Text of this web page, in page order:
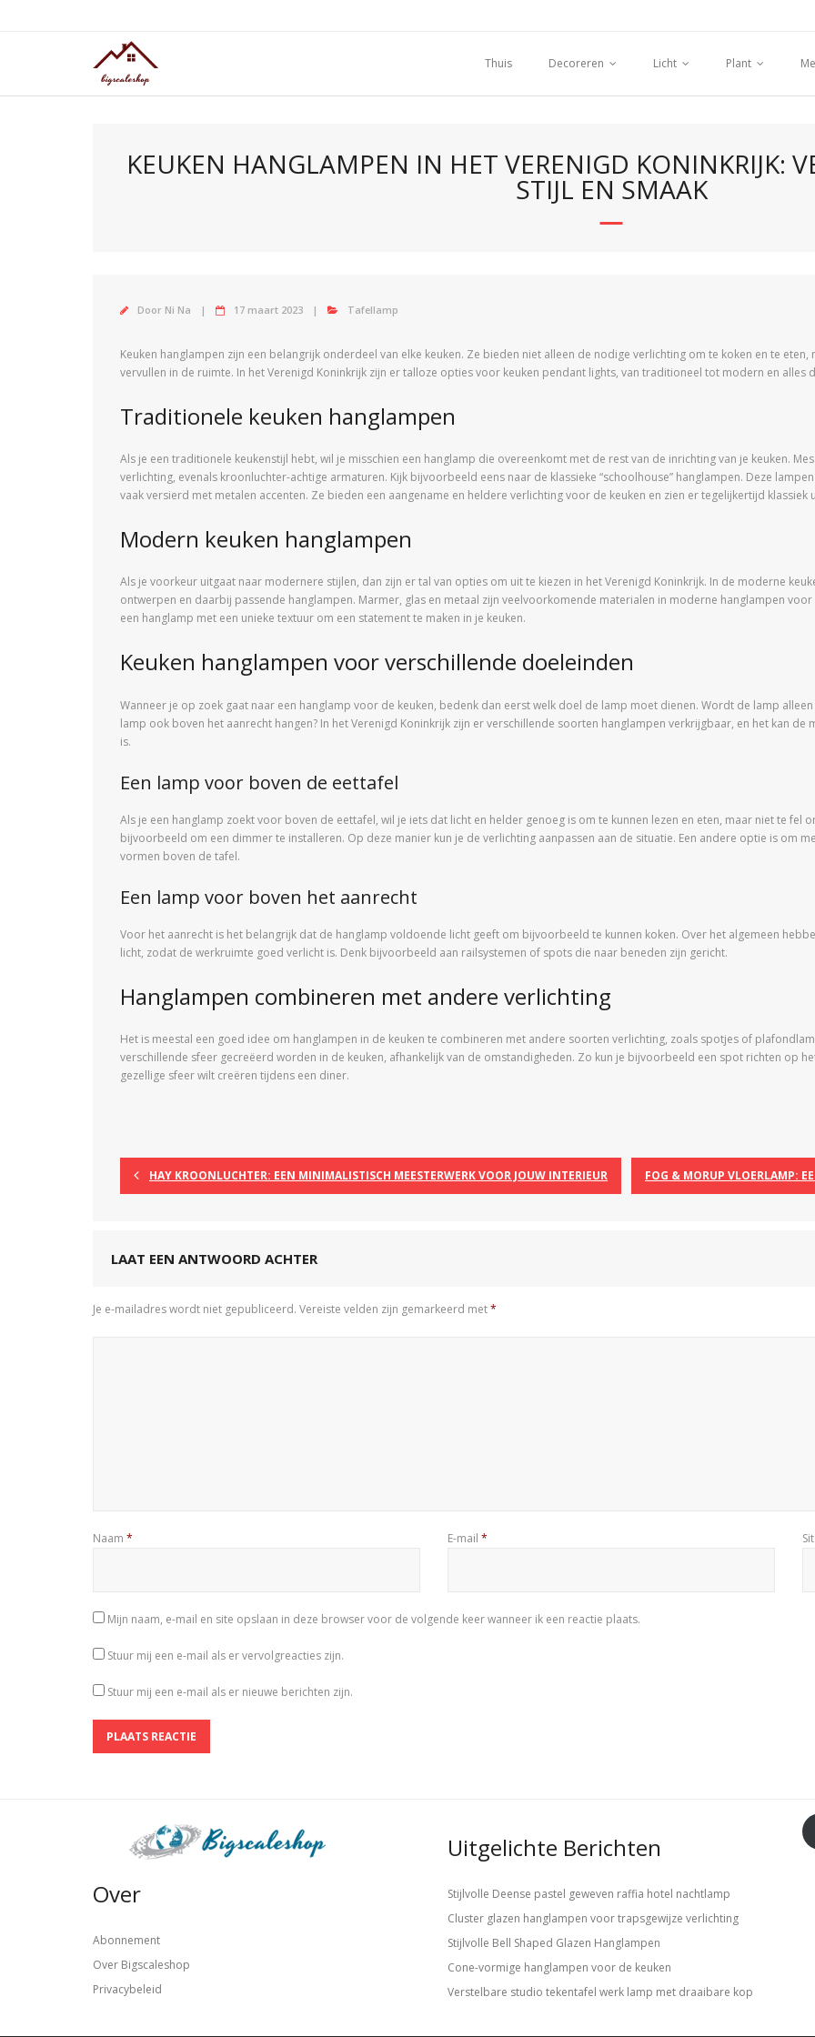
Thuis
Decoreren Licht Plant
KEUKEN HANGLAMPEN IN HET VERENIGD KONINKRIJK:
STIJL EN SMAAK
Door Ni Na 17 maart 2023 Tafellamp
Keuken hanglampen zijn een belangrijk onderdeel van elke keuken. Ze bieden niet alleen de nodige verlichting om te koken en te
vervullen in de ruimte. In het Verenigd Koninkrijk zijn er talloze opties voor keuken pendant lights, van traditioneel tot modern en alles
Traditionele keuken hanglampen
Als je een traditionele keukenstijl hebt, wil je misschien een hanglamp die overeenkomt met de rest van de inrichting van je keuken.
verlichting, evenals kroonluchter-achtige armaturen. Kijk bijvoorbeeld eens naar de klassieke “schoolhouse” hanglampen. Deze
vaak versierd met metalen accenten. Ze bieden een aangename en heldere verlichting voor de keuken en zien er tegelijkertijd klassiek
Modern keuken hanglampen
Als je voorkeur uitgaat naar modernere stijlen, dan zijn er tal van opties om uit te kiezen in het Verenigd Koninkrijk. In de moderne
ontwerpen en daarbij passende hanglampen. Marmer, glas en metaal zijn veelvoorkomende materialen in moderne hanglampen
een hanglamp met een unieke textuur om een statement te maken in je keuken.
Keuken hanglampen voor verschillende doeleinden
Wanneer je op zoek gaat naar een hanglamp voor de keuken, bedenk dan eerst welk doel de lamp moet dienen. Wordt de lamp
lamp ook boven het aanrecht hangen? In het Verenigd Koninkrijk zijn er verschillende soorten hanglampen verkrijgbaar, en het kan
is.
Een lamp voor boven de eettafel
Als je een hanglamp zoekt voor boven de eettafel, wil je iets dat licht en helder genoeg is om te kunnen lezen en eten, maar niet te fel
bijvoorbeeld om een dimmer te installeren. Op deze manier kun je de verlichting aanpassen aan de situatie. Een andere optie is om
vormen boven de tafel.
Een lamp voor boven het aanrecht
Voor het aanrecht is het belangrijk dat de hanglamp voldoende licht geeft om bijvoorbeeld te kunnen koken. Over het algemeen
licht, zodat de werkruimte goed verlicht is. Denk bijvoorbeeld aan railsystemen of spots die naar beneden zijn gericht.
Hanglampen combineren met andere verlichting
Het is meestal een goed idee om hanglampen in de keuken te combineren met andere soorten verlichting, zoals spotjes of
verschillende sfeer gecreëerd worden in de keuken, afhankelijk van de omstandigheden. Zo kun je bijvoorbeeld een spot richten op
gezellige sfeer wilt creëren tijdens een diner.
HAY KROONLUCHTER: EEN MINIMALISTISCH MEESTERWERK VOOR JOUW INTERIEUR FOG & MORUP VLOERLAMP:
LAAT EEN ANTWOORD ACHTER
Je e-mailadres wordt niet gepubliceerd. Vereiste velden zijn gemarkeerd met*
Naam * E-mail *
Mijn naam, e-mail en site opslaan in deze browser voor de volgende keer wanneer ik een reactie plaats.
Stuur mij een e-mail als er vervolgreacties zijn.
Stuur mij een e-mail als er nieuwe berichten zijn.
Over
Abonnement
Over Bigscaleshop
Privacybeleid
Uitgelichte Berichten
Stijlvolle Deense pastel geweven raffia hotel nachtlamp
Cluster glazen hanglampen voor trapsgewijze verlichting
Stijlvolle Bell Shaped Glazen Hanglampen
Cone-vormige hanglampen voor de keuken
Verstelbare studio tekentafel werk lamp met draaibare kop